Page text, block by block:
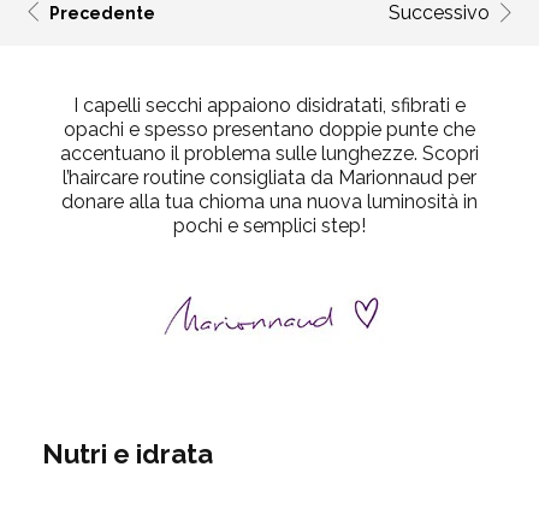
Precedente Successivo
I capelli secchi appaiono disidratati, sfibrati e
opachi e spesso presentano doppie punte che
accentuano il problema sulle lunghezze. Scopri
l’haircare routine consigliata da Marionnaud per
donare alla tua chioma una nuova luminosità in
pochi e semplici step!
Nutri e idrata